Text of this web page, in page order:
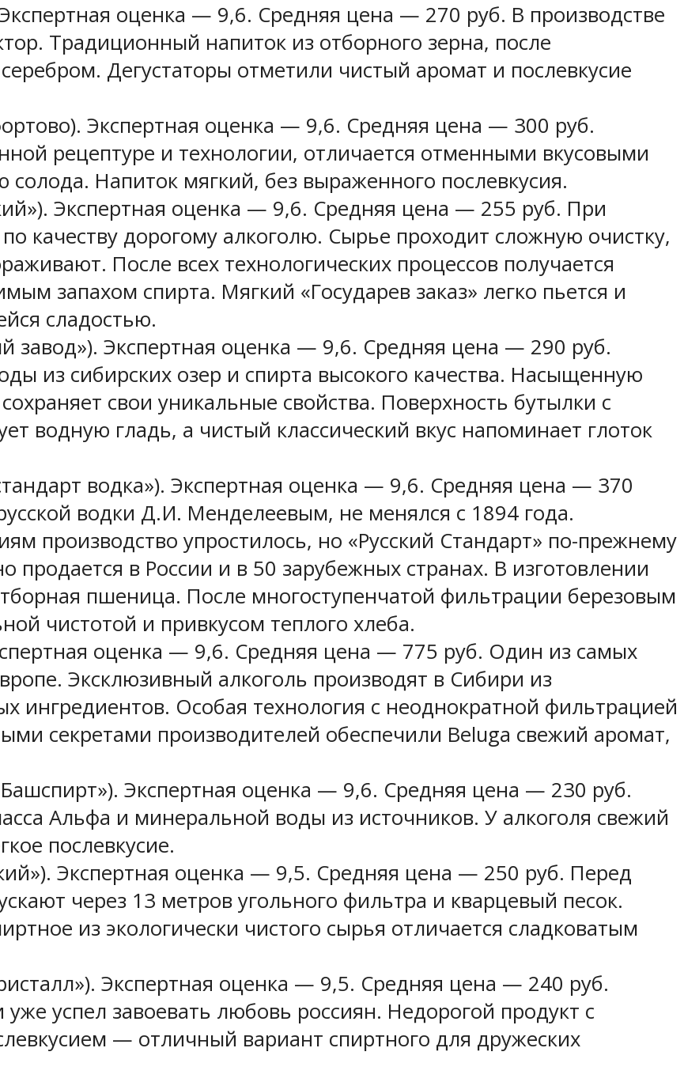
оценка — 9,6. Средняя цена — 270 руб. В производстве
Традиционный напиток из отборного зерна, после
Дегустаторы отметили чистый аромат и послевкусие
Экспертная оценка — 9,6. Средняя цена — 300 руб.
рецептуре и технологии, отличается отменными вкусовыми
Напиток мягкий, без выраженного послевкусия.
Экспертная оценка — 9,6. Средняя цена — 255 руб. При
качеству дорогому алкоголю. Сырье проходит сложную очистку,
После всех технологических процессов получается
запахом спирта. Мягкий «Государев заказ» легко пьется и
сладостью.
завод»). Экспертная оценка — 9,6. Средняя цена — 290 руб.
из сибирских озер и спирта высокого качества. Насыщенную
свои уникальные свойства. Поверхность бутылки с
водную гладь, а чистый классический вкус напоминает глоток
водка»). Экспертная оценка — 9,6. Средняя цена — 370
водки Д.И. Менделеевым, не менялся с 1894 года.
производство упростилось, но «Русский Стандарт» по-прежнему
продается в России и в 50 зарубежных странах. В изготовлении
пшеница. После многоступенчатой фильтрации березовым
чистотой и привкусом теплого хлеба.
оценка — 9,6. Средняя цена — 775 руб. Один из самых
Эксклюзивный алкоголь производят в Сибири из
ингредиентов. Особая технология с неоднократной фильтрацией
секретами производителей обеспечили Beluga свежий аромат,
Экспертная оценка — 9,6. Средняя цена — 230 руб.
Альфа и минеральной воды из источников. У алкоголя свежий
послевкусие.
Экспертная оценка — 9,5. Средняя цена — 250 руб. Перед
через 13 метров угольного фильтра и кварцевый песок.
из экологически чистого сырья отличается сладковатым
Экспертная оценка — 9,5. Средняя цена — 240 руб.
успел завоевать любовь россиян. Недорогой продукт с
— отличный вариант спиртного для дружеских